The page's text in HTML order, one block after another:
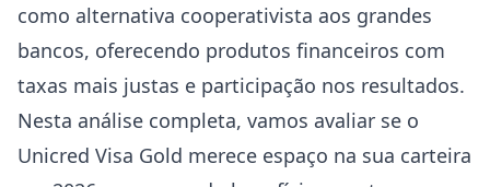
como alternativa cooperativista aos grandes
bancos, oferecendo produtos financeiros com
taxas mais justas e participação nos resultados.
Nesta análise completa, vamos avaliar se o
Unicred Visa Gold merece espaço na sua carteira